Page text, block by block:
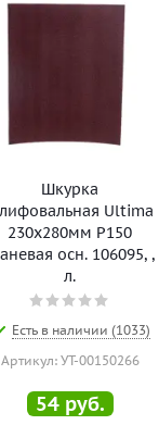
Шкурка
Ultima
230х280мм Р150
осн. 106095, ,
л.
Есть в наличии (1033)
Артикул: УТ-00150266
54руб.